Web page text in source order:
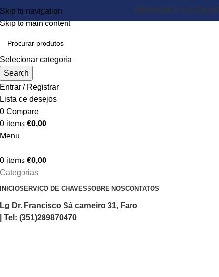
Skip to navigation
Skip to main content
PROMOÇÕES LOJA ONLINE
Selecionar categoria
Search
Entrar / Registrar
Lista de desejos
0 Compare
0 items €0,00
Menu
0 items €0,00
Categorias
INÍCIOSERVIÇO DE CHAVESSOBRE NÓSCONTATOS
Lg Dr. Francisco Sá carneiro 31, Faro
| Tel: (351)289870470